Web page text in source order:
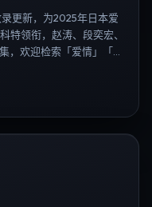
更新，为2025年日本爱
特领衔，赵涛、段奕宏、
，欢迎检索「爱情」「日
剧高清等长尾词。